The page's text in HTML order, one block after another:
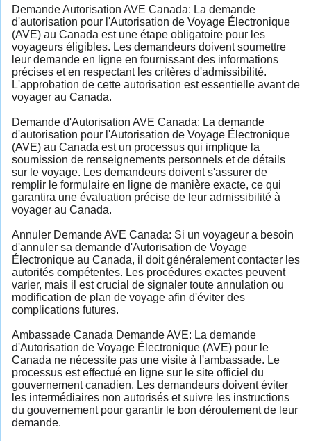
Demande Autorisation AVE Canada: La demande
d'autorisation pour l'Autorisation de Voyage Électronique
(AVE) au Canada est une étape obligatoire pour les
voyageurs éligibles. Les demandeurs doivent soumettre
leur demande en ligne en fournissant des informations
précises et en respectant les critères d'admissibilité.
L'approbation de cette autorisation est essentielle avant de
voyager au Canada.
Demande d'Autorisation AVE Canada: La demande
d'autorisation pour l'Autorisation de Voyage Électronique
(AVE) au Canada est un processus qui implique la
soumission de renseignements personnels et de détails
sur le voyage. Les demandeurs doivent s'assurer de
remplir le formulaire en ligne de manière exacte, ce qui
garantira une évaluation précise de leur admissibilité à
voyager au Canada.
Annuler Demande AVE Canada: Si un voyageur a besoin
d'annuler sa demande d'Autorisation de Voyage
Électronique au Canada, il doit généralement contacter les
autorités compétentes. Les procédures exactes peuvent
varier, mais il est crucial de signaler toute annulation ou
modification de plan de voyage afin d'éviter des
complications futures.
Ambassade Canada Demande AVE: La demande
d'Autorisation de Voyage Électronique (AVE) pour le
Canada ne nécessite pas une visite à l'ambassade. Le
processus est effectué en ligne sur le site officiel du
gouvernement canadien. Les demandeurs doivent éviter
les intermédiaires non autorisés et suivre les instructions
du gouvernement pour garantir le bon déroulement de leur
demande.